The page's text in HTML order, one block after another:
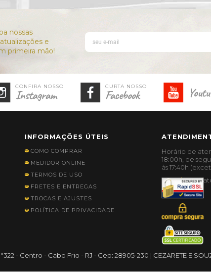
INFORMAÇÕES ÚTEIS
COMO COMPRAR
MEDIDOR ONLINE
TERMOS DE USO
FRETES E ENTREGAS
TROCAS E AJUSTES
POLÍTICA DE PRIVACIDADE
Horário de
18:00h, de
às 17:40h
Instagram Facebook
CEZARETE E